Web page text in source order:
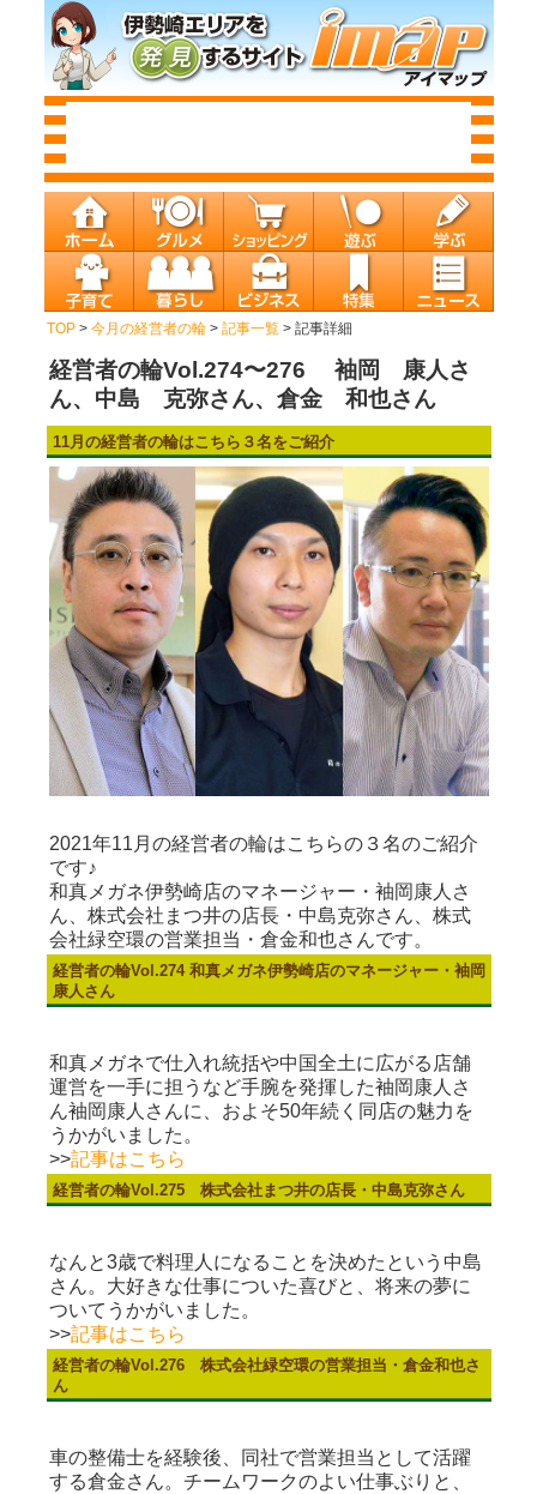
TOP> 今月の経営者の輪> 記事一覧> 記事詳細
経営者の輪Vol.274〜276 袖岡 康人さ
ん、中島 克弥さん、倉金 和也さん
11月の経営者の輪はこちら３名をご紹介
2021年11 月の経営者の輪はこちらの３名のご紹介
です♪
和真メガネ伊勢崎店のマネージャー・袖岡康人さ
ん、株式会社まつ井の店長・中島克弥さん、株式
会社緑空環の営業担当・倉金和也さんです。
経営者の輪Vol.274 和真メガネ伊勢崎店のマネージャー・袖岡
康人さん
和真メガネで仕入れ統括や中国全土に広がる店舗
運営を一手に担うなど手腕を発揮した袖岡康人さ
ん袖岡康人さんに、およそ50年続く同店の魅力を
うかがいました。
>>記事はこちら
経営者の輪Vol.275 株式会社まつ井の店長・中島克弥さん
なんと3歳で料理人になることを決めたという中島
さん。大好きな仕事についた喜びと、将来の夢に
ついてうかがいました。
>>記事はこちら
経営者の輪Vol.276 株式会社緑空環の営業担当・倉金和也さ
ん
車の整備士を経験後、同社で営業担当として活躍
する倉金さん。チームワークのよい仕事ぶりと、